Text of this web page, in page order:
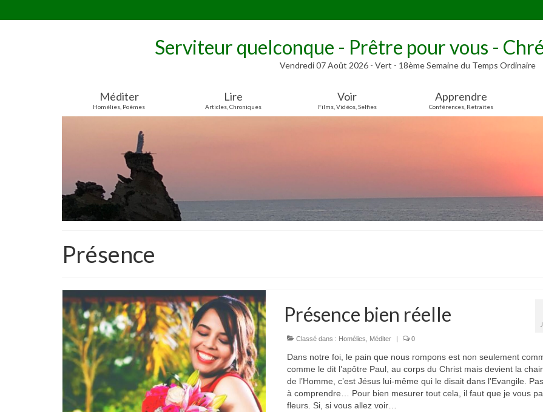
Serviteur quelconque - Prêtre pour vous -
Vendredi 07 Août 2026 - Vert - 18ème Semaine du Temps Ordinaire
Méditer
Homélies, Poèmes
Lire
Articles, Chroniques
Voir
Films, Vidéos, Selfies
Apprendre
Conférences, Retraites
Présence
Présence bien réelle
Classé dans : Homélies Méditer | 0
Dans notre foi, le pain que nous rompons est non seulement
comme le dit l’apôtre Paul, au corps du Christ mais devient la
de l’Homme, c’est Jésus lui-même qui le disait dans l’Evangile.
à comprendre… Pour bien mesurer tout cela, il faut que je vous
fleurs. Si, si vous allez voir…